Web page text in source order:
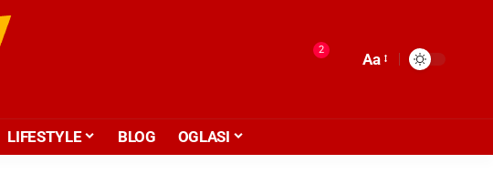
2
Aa
LIFESTYLE BLOG OGLASI